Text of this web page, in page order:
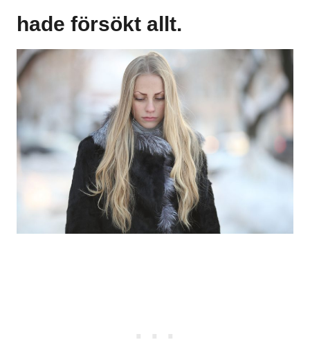
hade försökt allt.